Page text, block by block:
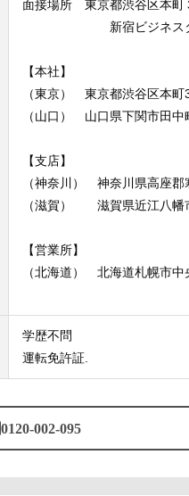
面接場所 東京都渋谷区本町
新宿ビジネスタ
【本社】
（東京） 東京都渋谷区本
（山口） 山口県下関市田
【支店】
（神奈川） 神奈川県高座郡
（滋賀） 滋賀県近江八幡
【営業所】
（北海道） 北海道札幌市
学歴不問
運転免許証.
0120-002-095